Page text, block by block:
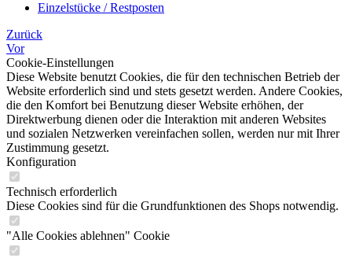
Einzelstücke / Restposten
Zurück
Vor
Cookie-Einstellungen
Diese Website benutzt Cookies, die für den technischen Betrieb der
Website erforderlich sind und stets gesetzt werden. Andere Cookies,
die den Komfort bei Benutzung dieser Website erhöhen, der
Direktwerbung dienen oder die Interaktion mit anderen Websites
und sozialen Netzwerken vereinfachen sollen, werden nur mit Ihrer
Zustimmung gesetzt.
Konfiguration
Technisch erforderlich
Diese Cookies sind für die Grundfunktionen des Shops notwendig.
"Alle Cookies ablehnen" Cookie